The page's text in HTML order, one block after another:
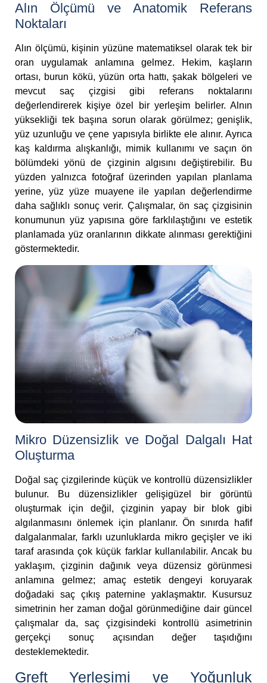
Alın Ölçümü ve Anatomik Referans
Noktaları
Alın ölçümü, kişinin yüzüne matematiksel olarak tek bir
oran uygulamak anlamına gelmez. Hekim, kaşların
ortası, burun kökü, yüzün orta hattı, şakak bölgeleri ve
mevcut saç çizgisi gibi referans noktalarını
değerlendirerek kişiye özel bir yerleşim belirler. Alnın
yüksekliği tek başına sorun olarak görülmez; genişlik,
yüz uzunluğu ve çene yapısıyla birlikte ele alınır. Ayrıca
kaş kaldırma alışkanlığı, mimik kullanımı ve saçın ön
bölümdeki yönü de çizginin algısını değiştirebilir. Bu
yüzden yalnızca fotoğraf üzerinden yapılan planlama
yerine, yüz yüze muayene ile yapılan değerlendirme
daha sağlıklı sonuç verir. Çalışmalar, ön saç çizgisinin
konumunun yüz yapısına göre farklılaştığını ve estetik
planlamada yüz oranlarının dikkate alınması gerektiğini
göstermektedir.
Mikro Düzensizlik ve Doğal Dalgalı Hat
Oluşturma
Doğal saç çizgilerinde küçük ve kontrollü düzensizlikler
bulunur. Bu düzensizlikler gelişigüzel bir görüntü
oluşturmak için değil, çizginin yapay bir blok gibi
algılanmasını önlemek için planlanır. Ön sınırda hafif
dalgalanmalar, farklı uzunluklarda mikro geçişler ve iki
taraf arasında çok küçük farklar kullanılabilir. Ancak bu
yaklaşım, çizginin dağınık veya düzensiz görünmesi
anlamına gelmez; amaç estetik dengeyi koruyarak
doğadaki saç çıkış paternine yaklaşmaktır. Kusursuz
simetrinin her zaman doğal görünmediğine dair güncel
çalışmalar da, saç çizgisindeki kontrollü asimetrinin
gerçekçi sonuç açısından değer taşıdığını
desteklemektedir.
Greft Yerleşimi ve Yoğunluk